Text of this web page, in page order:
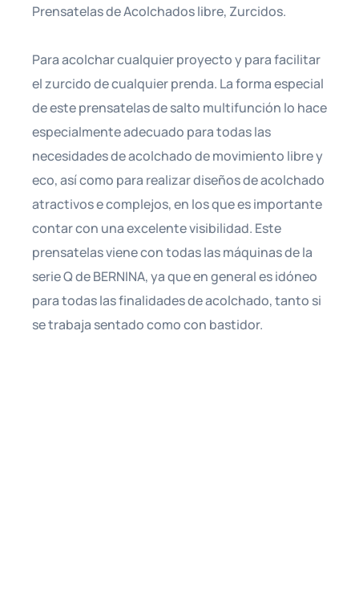
Prensatelas de Acolchados libre, Zurcidos.
Para acolchar cualquier proyecto y para facilitar
el zurcido de cualquier prenda. La forma especial
de este prensatelas de salto multifunción lo hace
especialmente adecuado para todas las
necesidades de acolchado de movimiento libre y
eco, así como para realizar diseños de acolchado
atractivos e complejos, en los que es importante
contar con una excelente visibilidad. Este
prensatelas viene con todas las máquinas de la
serie Q de BERNINA, ya que en general es idóneo
para todas las finalidades de acolchado, tanto si
se trabaja sentado como con bastidor.